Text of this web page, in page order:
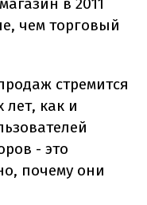
чем торговый
стремится
лет, как и
- это
почему они